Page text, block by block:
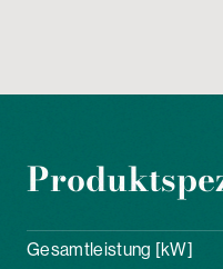
Gesamtleistung [kW]